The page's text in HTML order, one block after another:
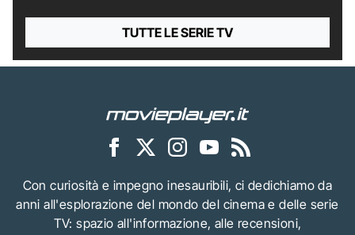
TUTTE LE SERIE TV
Con curiosità e impegno inesauribili, ci dedichiamo da
anni all'esplorazione del mondo del cinema e delle serie
TV: spazio all'informazione, alle recensioni,